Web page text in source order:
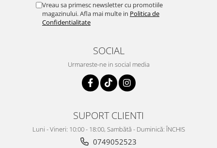
Vreau sa primesc newsletter cu promotiile
magazinului. Afla mai multe in Politica de
Confidentialitate
SOCIAL
Urmareste-ne in social media
SUPORT CLIENTI
Luni - Vineri: 10:00 - 18:00, Sambătă - Duminică: ÎNCHIS
0749052523